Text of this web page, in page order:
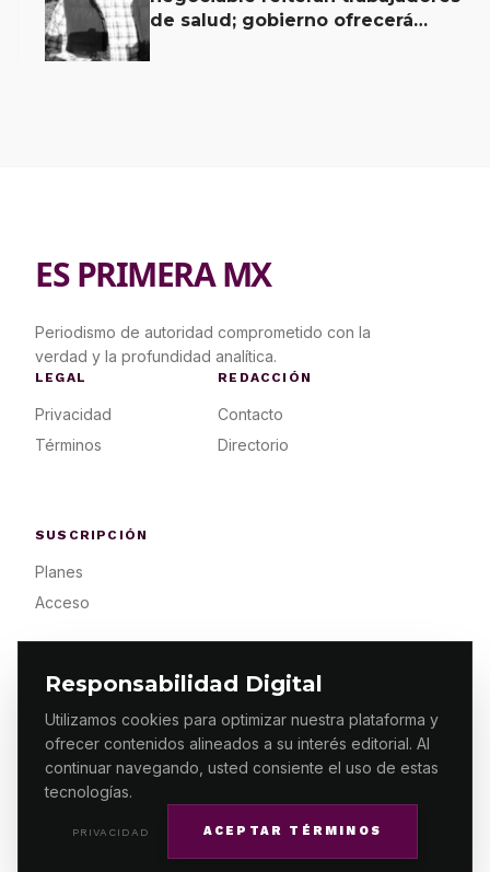
Responsabilidad Digital
Utilizamos cookies para optimizar nuestra plataforma y
ofrecer contenidos alineados a su interés editorial. Al
continuar navegando, usted consiente el uso de estas
tecnologías.
PRIVACIDAD ACEPTAR TÉRMINOS
de salud; gobierno ofrecerá
ES PRIMERA MX
Periodismo de autoridad comprometido con la
verdad y la profundidad analítica.
LEGAL
Privacidad
Términos
REDACCIÓN
Contacto
Directorio
SUSCRIPCIÓN
Planes
Acceso
© 2026 ES PRIMERA MX. ALGUNOS DERECHOS
RESERVADOS / DESIGNMAKING.MX